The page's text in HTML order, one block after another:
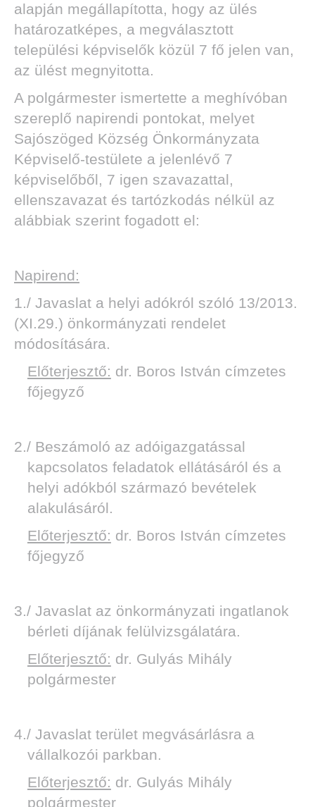
alapján megállapította, hogy az ülés
határozatképes, a megválasztott
települési képviselők közül 7 fő jelen van,
az ülést megnyitotta.
A polgármester ismertette a meghívóban
szereplő napirendi pontokat, melyet
Sajószöged Község Önkormányzata
Képviselő-testülete a jelenlévő 7
képviselőből, 7 igen szavazattal,
ellenszavazat és tartózkodás nélkül az
alábbiak szerint fogadott el:
Napirend:
1./ Javaslat a helyi adókról szóló 13/2013.
(XI.29.) önkormányzati rendelet
módosítására.
Előterjesztő: dr. Boros István címzetes
főjegyző
2./ Beszámoló az adóigazgatással
kapcsolatos feladatok ellátásáról és a
helyi adókból származó bevételek
alakulásáról.
Előterjesztő: dr. Boros István címzetes
főjegyző
3./ Javaslat az önkormányzati ingatlanok
bérleti díjának felülvizsgálatára.
Előterjesztő: dr. Gulyás Mihály
polgármester
4./ Javaslat terület megvásárlásra a
vállalkozói parkban.
Előterjesztő: dr. Gulyás Mihály
polgármester